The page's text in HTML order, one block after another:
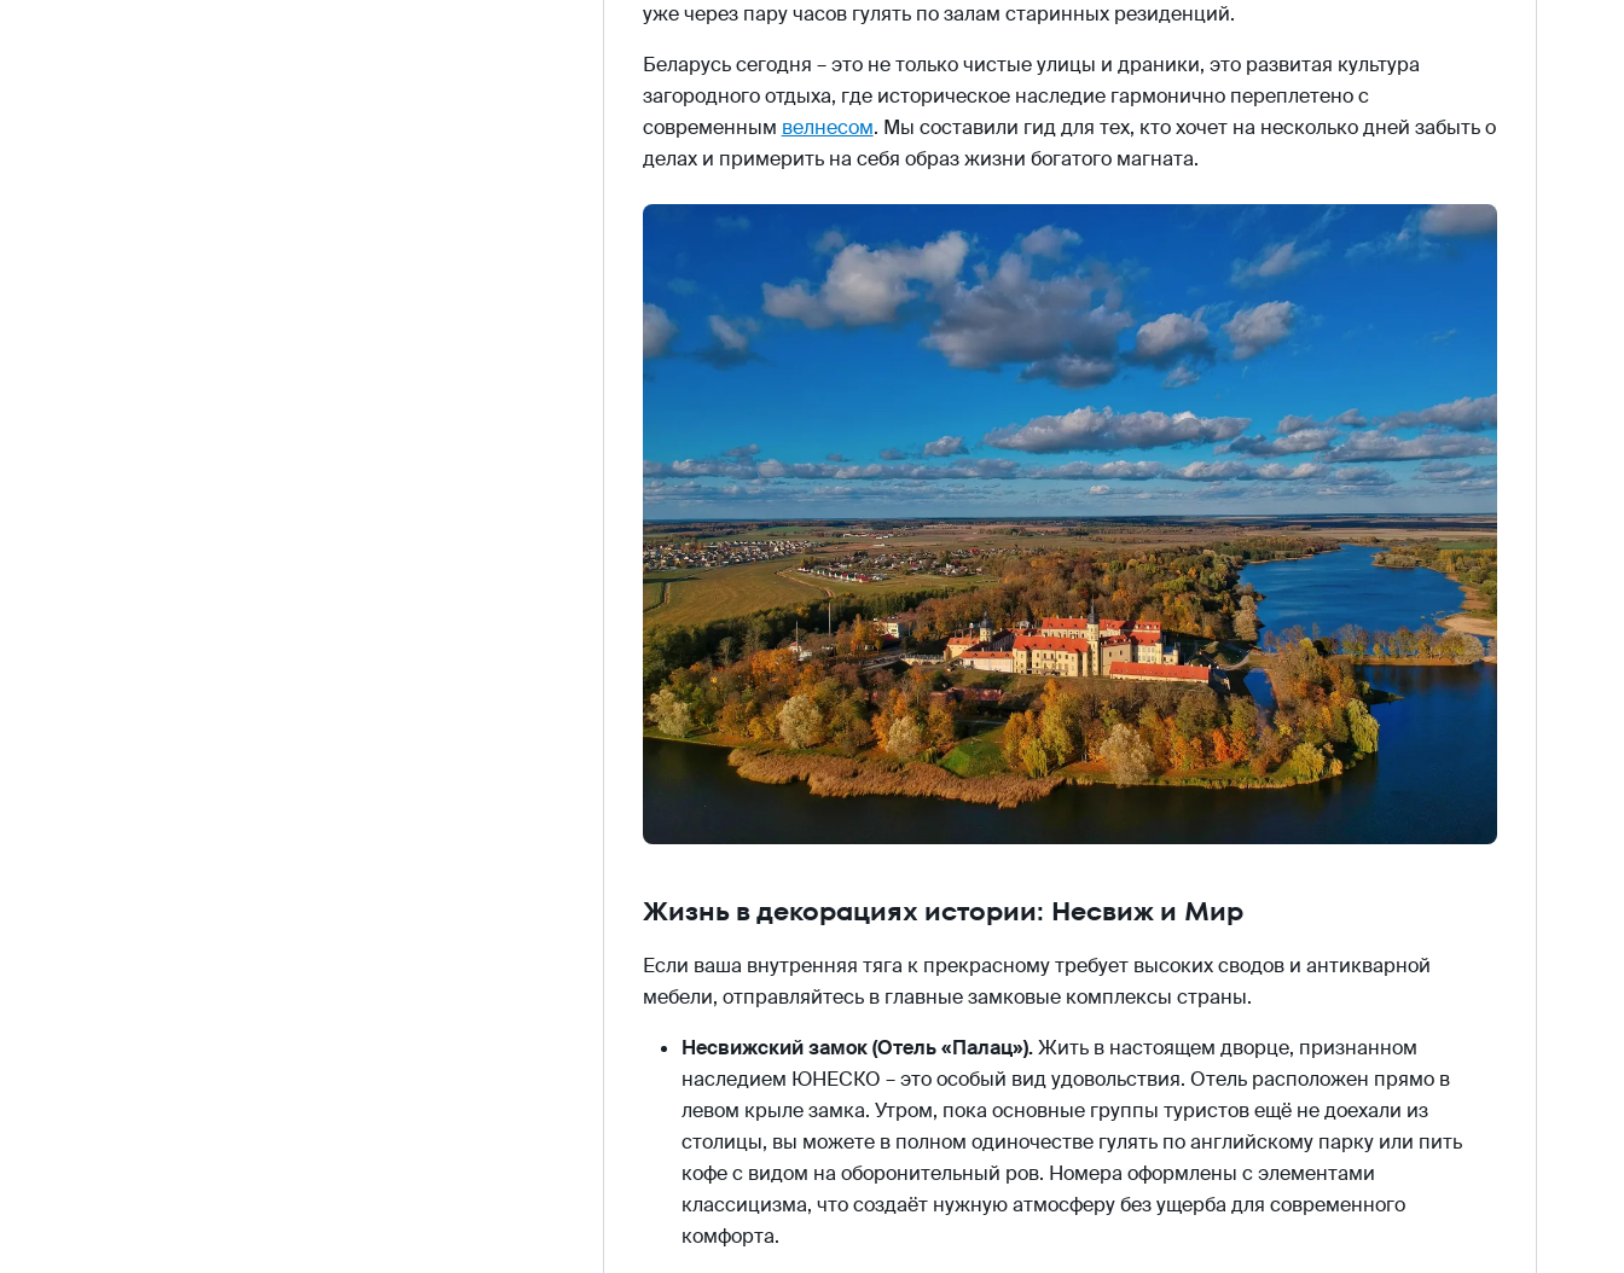
уже через пару часов гулять по залам старинных резиденций.
Беларусь сегодня – это не только чистые улицы и драники, это развитая культура
загородного отдыха, где историческое наследие гармонично переплетено с
современным велнесом. Мы составили гид для тех, кто хочет на несколько дней забыть о
делах и примерить на себя образ жизни богатого магната.
Жизнь в декорациях истории: Несвиж и Мир
Если ваша внутренняя тяга к прекрасному требует высоких сводов и антикварной
мебели, отправляйтесь в главные замковые комплексы страны.
Несвижский замок (Отель «Палац»).Жить в настоящем дворце, признанном
наследием ЮНЕСКО – это особый вид удовольствия. Отель расположен прямо в
левом крыле замка. Утром, пока основные группы туристов ещё не доехали из
столицы, вы можете в полном одиночестве гулять по английскому парку или пить
кофе с видом на оборонительный ров. Номера оформлены с элементами
классицизма, что создаёт нужную атмосферу без ущерба для современного
комфорта.